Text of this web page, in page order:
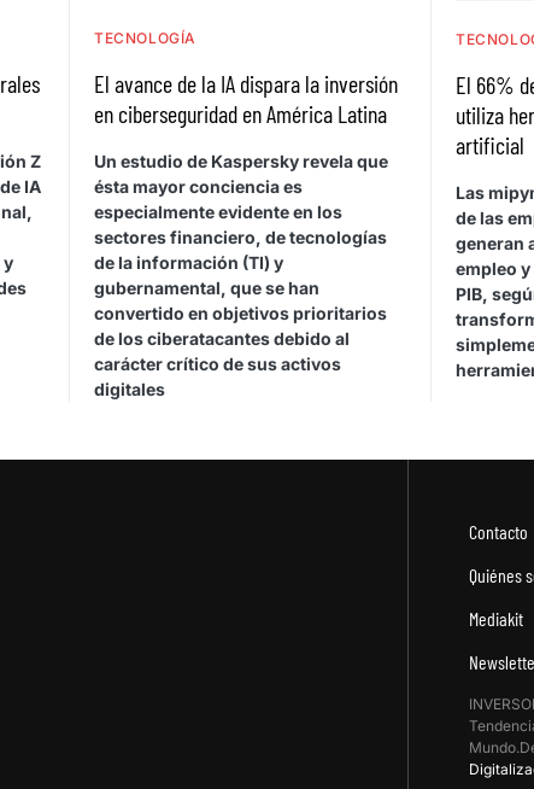
Z
IA
y
TECNOLOGÍA
El avance de la IA dispara la inversión
en ciberseguridad en América Latina
Un estudio de Kaspersky revela que
ésta mayor conciencia es
especialmente evidente en los
sectores financiero, de tecnologías
de la información (TI) y
gubernamental, que se han
convertido en objetivos prioritarios
de los ciberatacantes debido al
carácter crítico de sus activos
digitales
El 66%
utiliza
artificial
Las
de las
generan
empleo
PIB,
Contacto
Quiénes
Mediakit